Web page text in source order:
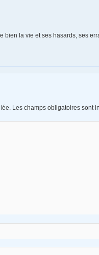
bien la vie et ses hasards, ses
Les champs obligatoires sont